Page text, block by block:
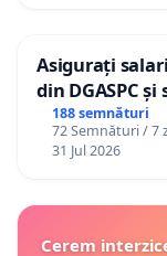
Asigurați
din DGASPC și
188 semnături
72 Semnături / 7
31 Jul 2026
Cerem